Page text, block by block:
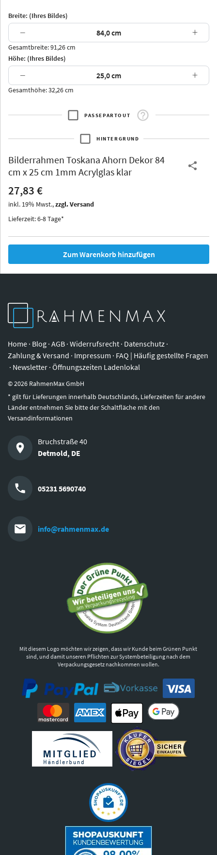
Arran Luzern
Thurgau
Iowa
Breite: (Ihres Bildes)
− +
Gesamtbreite: 91,26 cm
Höhe: (Ihres Bildes)
− +
Gesamthöhe: 32,26 cm
PASSEPARTOUT
HINTERGRUND
Bilderrahmen Toskana Ahorn Dekor 84
cm x 25 cm 1mm Acrylglas klar
27,83 €
inkl. 19% Mwst.,zzgl. Versand
Lieferzeit: 6-8 Tage*
Zum Warenkorb hinzufügen
Home · Blog · AGB · Widerrufsrecht · Datenschutz ·
Zahlung & Versand · Impressum · FAQ | Häufig gestellte Fragen
· Newsletter · Öffnungszeiten Ladenlokal
©2026 RahmenMax GmbH
* gilt für Lieferungen innerhalb Deutschlands, Lieferzeiten für andere
Länder entnehmen Sie bitte der Schaltfläche mit den
Versandinformationen
Bruchstraße 40
Detmold, DE
05231 5690740
info@rahmenmax.de
Mit diesem Logo möchten wir zeigen, dass wir Kunde beim Grünen Punkt
sind, und damit unseren Pflichten zur Systembeteiligung nach dem
Verpackungsgesetz nachkommen wollen.